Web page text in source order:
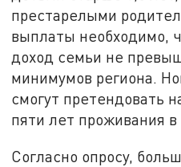
престарелыми
выплаты необходимо,
доход семьи не
минимумов региона.
смогут претендовать
пяти лет проживания в
Согласно опросу,